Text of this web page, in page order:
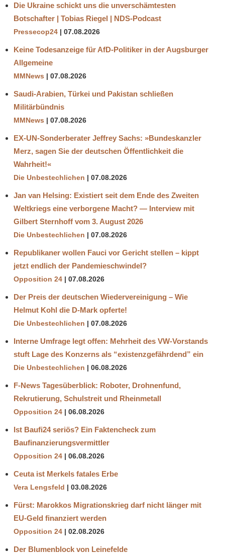
Die Ukraine schickt uns die unverschämtesten
Botschafter | Tobias Riegel | NDS-Podcast
Pressecop24 07.08.2026
Keine Todesanzeige für AfD-Politiker in der Augsburger
Allgemeine
MMNews 07.08.2026
Saudi-Arabien, Türkei und Pakistan schließen
Militärbündnis
MMNews 07.08.2026
EX-UN-Sonderberater Jeffrey Sachs: »Bundeskanzler
Merz, sagen Sie der deutschen Öffentlichkeit die
Wahrheit!«
Die Unbestechlichen 07.08.2026
Jan van Helsing: Existiert seit dem Ende des Zweiten
Weltkriegs eine verborgene Macht? — Interview mit
Gilbert Sternhoff vom 3. August 2026
Die Unbestechlichen 07.08.2026
Republikaner wollen Fauci vor Gericht stellen – kippt
jetzt endlich der Pandemieschwindel?
Opposition 24 07.08.2026
Der Preis der deutschen Wiedervereinigung – Wie
Helmut Kohl die D‑Mark opferte!
Die Unbestechlichen 07.08.2026
Interne Umfrage legt offen: Mehrheit des VW-Vorstands
stuft Lage des Konzerns als “existenzgefährdend” ein
Die Unbestechlichen 06.08.2026
F-News Tagesüberblick: Roboter, Drohnenfund,
Rekrutierung, Schulstreit und Rheinmetall
Opposition 24 06.08.2026
Ist Baufi24 seriös? Ein Faktencheck zum
Baufinanzierungsvermittler
Opposition 24 06.08.2026
Ceuta ist Merkels fatales Erbe
Vera Lengsfeld 03.08.2026
Fürst: Marokkos Migrationskrieg darf nicht länger mit
EU-Geld finanziert werden
Opposition 24 02.08.2026
Der Blumenblock von Leinefelde